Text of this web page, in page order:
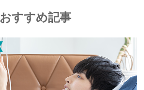
おすすめ記事